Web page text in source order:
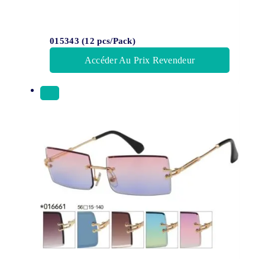
015343 (12 pcs/Pack)
Accéder Au Prix Revendeur